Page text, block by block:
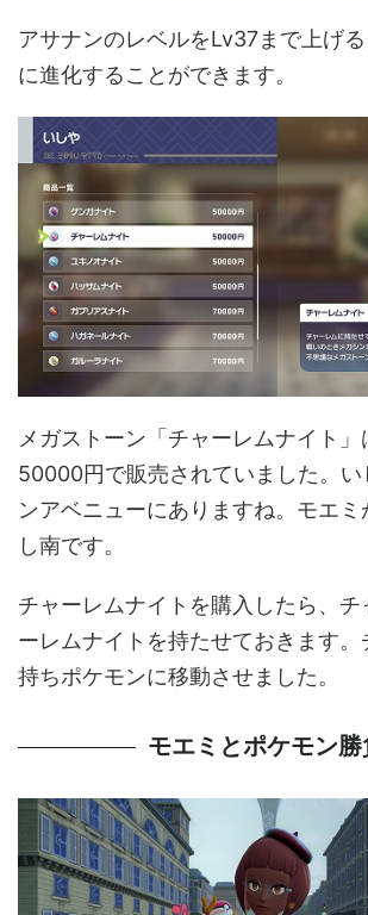
アサナンのレベルをLv37まで上げ
に進化することができます。
メガストーン「チャーレムナイト
50000円で販売されていました。い
ンアベニューにありますね。モエ
し南です。
チャーレムナイトを購入したら、チ
ーレムナイトを持たせておきます
持ちポケモンに移動させました。
モエミとポケモン勝